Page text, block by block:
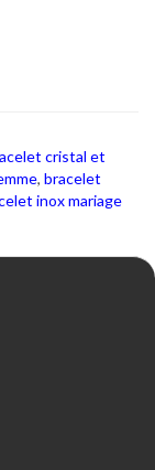
cristal et
, bracelet
inox mariage